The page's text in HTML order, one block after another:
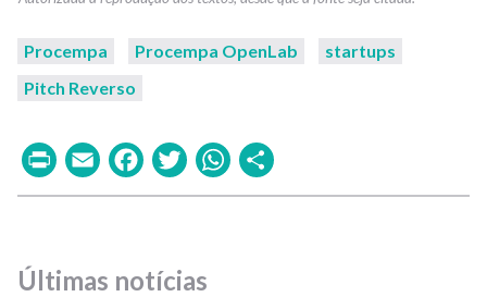
Procempa Procempa OpenLab
startups
Pitch Reverso
PrintEmailFacebook
TwitterWhatsApp
Últimas notícias